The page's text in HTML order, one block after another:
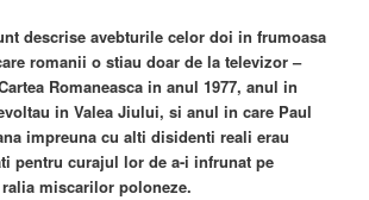
descrise avebturile celor doi in frumoasa
romanii o stiau doar de la televizor –
Romaneasca in anul 1977, anul in
in Valea Jiului, si anul in care Paul
impreuna cu alti disidenti reali erau
pentru curajul lor de a-i infrunat pe
miscarilor poloneze.